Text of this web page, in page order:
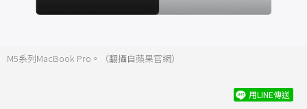
M5系列MacBook Pro。（翻攝自蘋果官網）
用LINE傳送